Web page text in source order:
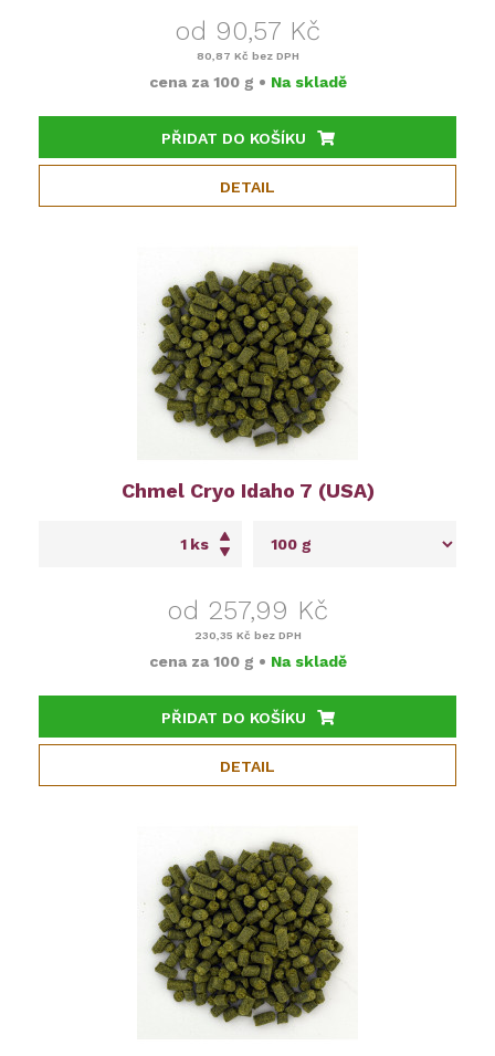
od 90,57 Kč
80,87 Kč bez DPH
cena za 100 g • Na skladě
PŘIDAT DO KOŠÍKU
DETAIL
Chmel Cryo Idaho 7 (USA)
ks
od 257,99 Kč
230,35 Kč bez DPH
cena za 100 g • Na skladě
PŘIDAT DO KOŠÍKU
DETAIL